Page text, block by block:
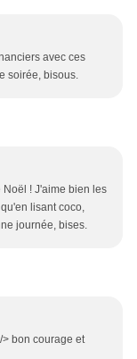
avec ces
soirée, bisous.
! J'aime bien les
lisant coco,
journée, bises.
bon courage et